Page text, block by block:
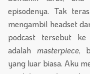
episodenya. Tak
mengambil headset
podcast tersebut ke
adalah masterpiece,
yang luar biasa. Aku